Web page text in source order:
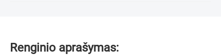
Renginio aprašymas: